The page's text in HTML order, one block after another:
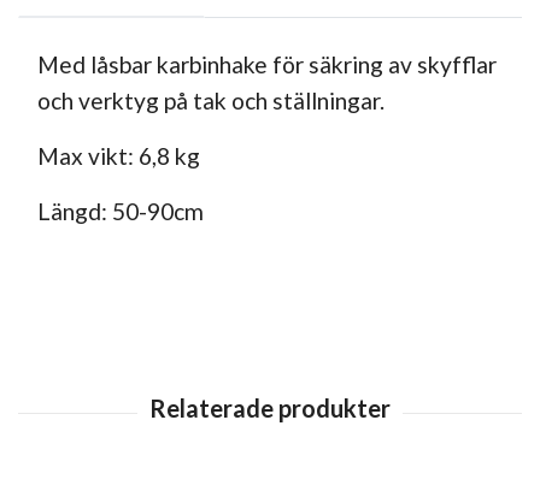
Med låsbar karbinhake för säkring av skyfflar
och verktyg på tak och ställningar.
Max vikt: 6,8 kg
Längd: 50-90cm